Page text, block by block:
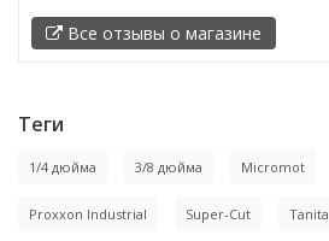
Все отзывы о магазине
Теги
1/4 дюйма 3/8 дюйма Micromot
Proxxon Industrial Super-Cut Tanita